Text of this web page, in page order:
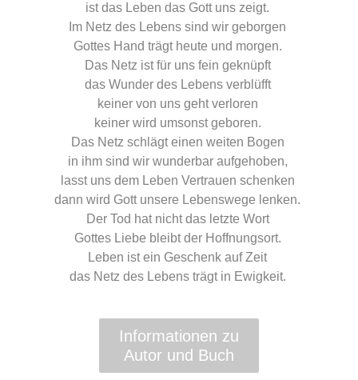
ist das Leben das Gott uns zeigt.
Im Netz des Lebens sind wir geborgen
Gottes Hand trägt heute und morgen.
Das Netz ist für uns fein geknüpft
das Wunder des Lebens verblüfft
keiner von uns geht verloren
keiner wird umsonst geboren.
Das Netz schlägt einen weiten Bogen
in ihm sind wir wunderbar aufgehoben,
lasst uns dem Leben Vertrauen schenken
dann wird Gott unsere Lebenswege lenken.
Der Tod hat nicht das letzte Wort
Gottes Liebe bleibt der Hoffnungsort.
Leben ist ein Geschenk auf Zeit
das Netz des Lebens trägt in Ewigkeit.
Informationen zu
Autor und Buch